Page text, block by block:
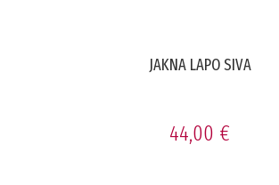
JAKNA LAPO SIVA
44,00 €